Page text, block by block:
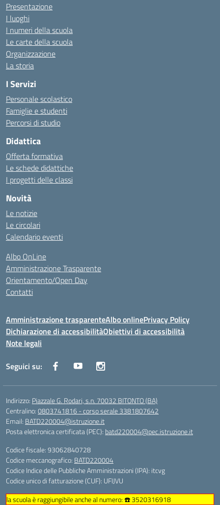
Presentazione
I luoghi
I numeri della scuola
Le carte della scuola
Organizzazione
La storia
I Servizi
Personale scolastico
Famiglie e studenti
Percorsi di studio
Didattica
Offerta formativa
Le schede didattiche
I progetti delle classi
Novità
Le notizie
Le circolari
Calendario eventi
Albo OnLine
Amministrazione Trasparente
Orientamento/Open Day
Contatti
Amministrazione trasparenteAlbo onlinePrivacy Policy
Dichiarazione di accessibilitàObiettivi di accessibilità
Note legali
Seguici su:
Indirizzo: Piazzale G. Rodari, s.n. 70032 BITONTO (BA)
Centralino:0803741816 - corso serale 3381807642
Email: BATD220004@istruzione.it
Posta elettronica certificata (PEC): batd220004@pec.istruzione.it
Codice fiscale: 93062840728
Codice meccanografico: BATD220004
Codice Indice delle Pubbliche Amministrazioni (IPA): itcvg
Codice unico di fatturazione (CUF): UFIJVU
la scuola è raggiungibile anche al numero: ☎️ 3520316918